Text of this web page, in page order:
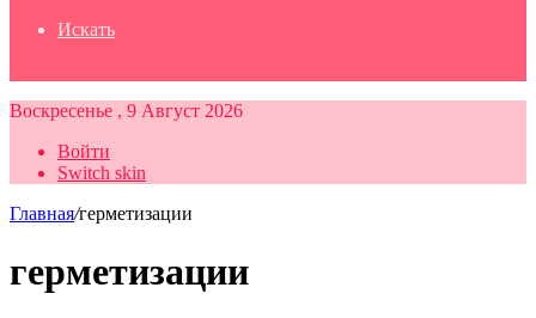
Искать
Воскресенье , 9 Август 2026
Войти
Switch skin
Главная/герметизации
герметизации